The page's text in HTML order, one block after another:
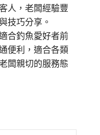
人，老闆經驗豐
技巧分享。
合釣魚愛好者前
便利，適合各類
闆親切的服務態